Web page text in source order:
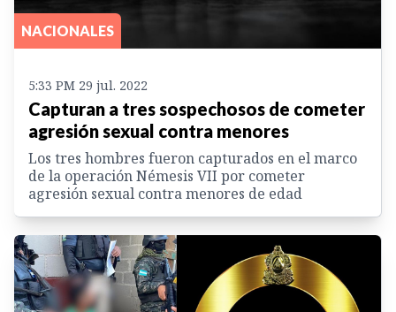
NACIONALES
5:33 PM 29 jul. 2022
Capturan a tres sospechosos de cometer
agresión sexual contra menores
Los tres hombres fueron capturados en el marco
de la operación Némesis VII por cometer
agresión sexual contra menores de edad